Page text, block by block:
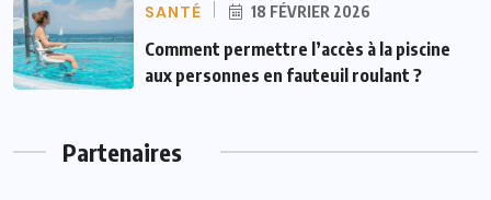
SANTÉ 18 FÉVRIER 2026
Comment permettre l’accès à la piscine
aux personnes en fauteuil roulant ?
Partenaires